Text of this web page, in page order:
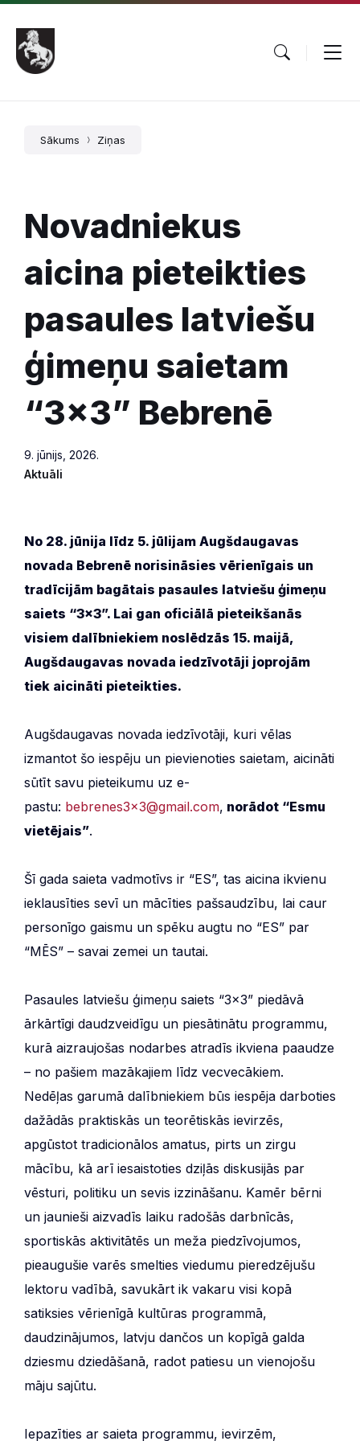
Pāriet
saturu
Skip
main
navigation
Skip
footer
Sākums Ziņas
Novadniekus
aicina pieteikties
pasaules latviešu
ģimeņu saietam
“3×3” Bebrenē
9. jūnijs, 2026.
Aktuāli
No 28. jūnija līdz 5. jūlijam Augšdaugavas
novada Bebrenē norisināsies vērienīgais un
tradīcijām bagātais pasaules latviešu ģimeņu
saiets “3×3”. Lai gan oficiālā pieteikšanās
visiem dalībniekiem noslēdzās 15. maijā,
Augšdaugavas novada iedzīvotāji joprojām
tiek aicināti pieteikties.
Augšdaugavas novada iedzīvotāji, kuri vēlas
izmantot šo iespēju un pievienoties saietam, aicināti
sūtīt savu pieteikumu uz e-
pastu: bebrenes3x3@gmail.com, norādot “Esmu
vietējais”.
Šī gada saieta vadmotīvs ir “ES”, tas aicina ikvienu
ieklausīties sevī un mācīties pašsaudzību, lai caur
personīgo gaismu un spēku augtu no “ES” par
“MĒS” – savai zemei un tautai.
Pasaules latviešu ģimeņu saiets “3×3” piedāvā
ārkārtīgi daudzveidīgu un piesātinātu programmu,
kurā aizraujošas nodarbes atradīs ikviena paaudze
– no pašiem mazākajiem līdz vecvecākiem.
Nedēļas garumā dalībniekiem būs iespēja darboties
dažādās praktiskās un teorētiskās ievirzēs,
apgūstot tradicionālos amatus, pirts un zirgu
mācību, kā arī iesaistoties dziļās diskusijās par
vēsturi, politiku un sevis izzināšanu. Kamēr bērni
un jaunieši aizvadīs laiku radošās darbnīcās,
sportiskās aktivitātēs un meža piedzīvojumos,
pieaugušie varēs smelties viedumu pieredzējušu
lektoru vadībā, savukārt ik vakaru visi kopā
satiksies vērienīgā kultūras programmā,
daudzinājumos, latvju dančos un kopīgā galda
dziesmu dziedāšanā, radot patiesu un vienojošu
māju sajūtu.
Iepazīties ar saieta programmu, ievirzēm,